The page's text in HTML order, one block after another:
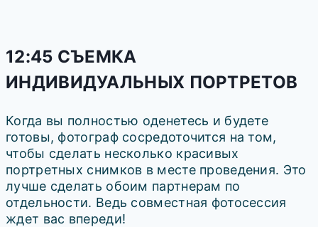
12:45 СЪЕМКА
ИНДИВИДУАЛЬНЫХ ПОРТРЕТОВ
Когда вы полностью оденетесь и будете
готовы, фотограф сосредоточится на том,
чтобы сделать несколько красивых
портретных снимков в месте проведения. Это
лучше сделать обоим партнерам по
отдельности. Ведь совместная фотосессия
ждет вас впереди!